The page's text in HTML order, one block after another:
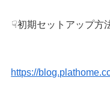
☟初期セットアップ方
https://